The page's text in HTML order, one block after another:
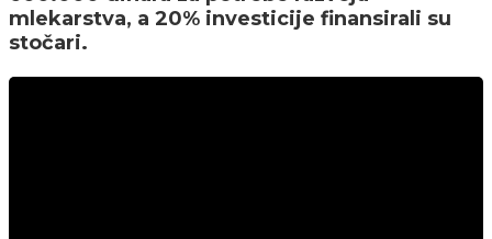
mlekarstva, a 20% investicije finansirali su
stočari.